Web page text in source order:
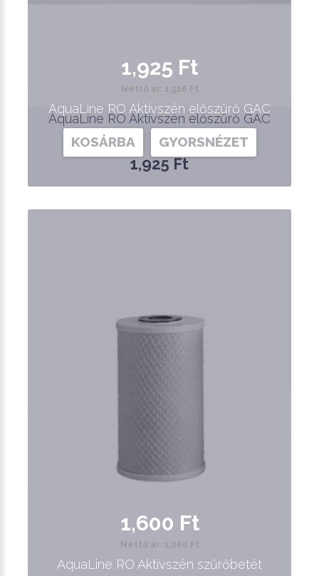
AquaLine RO Aktívszén előszűrő GAC
1,925 Ft
1,925 Ft
Nettó ár: 1,516 Ft
AquaLine RO Aktívszén előszűrő GAC
KOSÁRBA GYORSNÉZET
1,600 Ft
Nettó ár: 1,260 Ft
AquaLine RO Aktívszén szűrőbetét